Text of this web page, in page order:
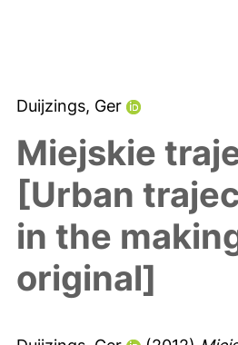
Duijzings, Ger
Miejskie
[Urban
in the
original]